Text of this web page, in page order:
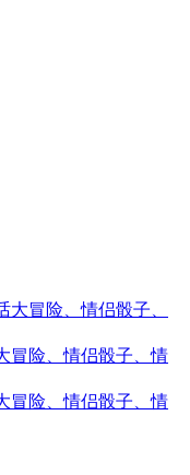
冒险、情侣骰子、情
冒险、情侣骰子、情